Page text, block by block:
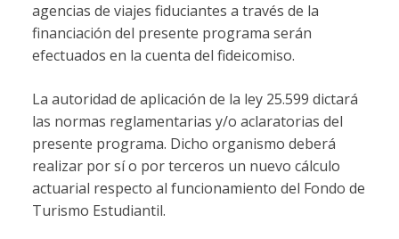
agencias de viajes fiduciantes a través de la
financiación del presente programa serán
efectuados en la cuenta del fideicomiso.
La autoridad de aplicación de la ley 25.599 dictará
las normas reglamentarias y/o aclaratorias del
presente programa. Dicho organismo deberá
realizar por sí o por terceros un nuevo cálculo
actuarial respecto al funcionamiento del Fondo de
Turismo Estudiantil.